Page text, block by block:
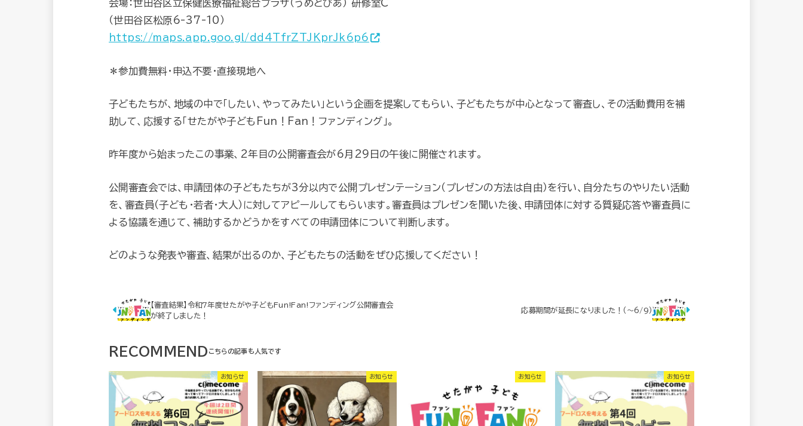
会場：世田谷区立保健医療福祉総合プラザ（うめとぴあ） 研修室C
（世田谷区松原6-37-10）
https://maps.app.goo.gl/dd4TfrZTJKprJk6p6
＊参加費無料・申込不要・直接現地へ
子どもたちが、地域の中で「したい、やってみたい」という企画を提案してもらい、子どもたちが中心となって審査し、その活動費用を補
助して、応援する「せたがや子どもFun！Fan！ファンディング」。
昨年度から始まったこの事業、2年目の公開審査会が6月29日の午後に開催されます。
公開審査会では、申請団体の子どもたちが3分以内で公開プレゼンテーション（プレゼンの方法は自由）を行い、自分たちのやりたい活動
を、審査員（子ども・若者・大人）に対してアピールしてもらいます。審査員はプレゼンを聞いた後、申請団体に対する質疑応答や審査員に
よる協議を通じて、補助するかどうかをすべての申請団体について判断します。
どのような発表や審査、結果が出るのか、子どもたちの活動をぜひ応援してください！
【審査結果】令和7年度せたがや子どもFun!Fan!ファンディング公開審査会
が終了しました！
応募期間が延長になりました！（～6/9）
RECOMMEND
お知らせ お知らせ お知らせ お知らせ